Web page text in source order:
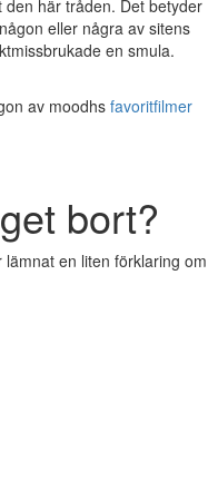
här tråden. Det betyder
eller några av sitens
en smula.
av moodhs favoritfilmer
bort?
en liten förklaring om